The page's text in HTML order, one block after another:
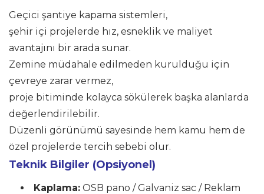
Geçici şantiye kapama sistemleri,
şehir içi projelerde hız, esneklik ve maliyet
avantajını bir arada sunar.
Zemine müdahale edilmeden kurulduğu için
çevreye zarar vermez,
proje bitiminde kolayca sökülerek başka alanlarda
değerlendirilebilir.
Düzenli görünümü sayesinde hem kamu hem de
özel projelerde tercih sebebi olur.
Teknik Bilgiler (Opsiyonel)
Kaplama: OSB pano / Galvaniz sac / Reklam